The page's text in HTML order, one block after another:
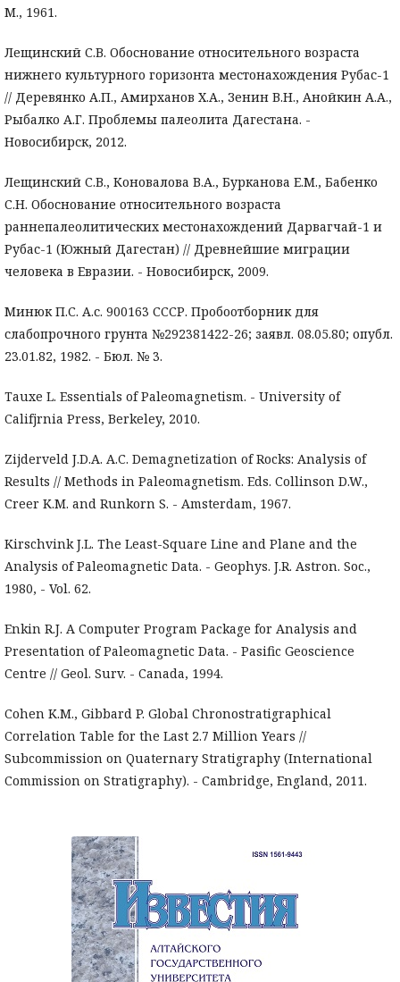
М., 1961.
Лещинский С.В. Обоснование относительного возраста
нижнего культурного горизонта местонахождения Рубас-1
// Деревянко А.П., Амирханов Х.А., Зенин В.Н., Анойкин А.А.,
Рыбалко А.Г. Проблемы палеолита Дагестана. -
Новосибирск, 2012.
Лещинский С.В., Коновалова В.А., Бурканова Е.М., Бабенко
С.Н. Обоснование относительного возраста
раннепалеолитических местонахождений Дарвагчай-1 и
Рубас-1 (Южный Дагестан) // Древнейшие миграции
человека в Евразии. - Новосибирск, 2009.
Минюк П.С. А.с. 900163 СССР. Пробоотборник для
слабопрочного грунта №292381422-26; заявл. 08.05.80; опубл.
23.01.82, 1982. - Бюл. № 3.
Tauxe L. Essentials of Paleomagnetism. - University of
Califjrnia Press, Berkeley, 2010.
Zijderveld J.D.A. A.C. Demagnetization of Rocks: Analysis of
Results // Methods in Paleomagnetism. Eds. Collinson D.W.,
Creer K.M. and Runkorn S. - Amsterdam, 1967.
Kirschvink J.L. The Least-Square Line and Plane and the
Analysis of Paleomagnetic Data. - Geophys. J.R. Astron. Soc.,
1980, - Vol. 62.
Enkin R.J. A Computer Program Package for Analysis and
Presentation of Paleomagnetic Data. - Pasific Geoscience
Centre // Geol. Surv. - Canada, 1994.
Cohen K.M., Gibbard P. Global Chronostratigraphical
Correlation Table for the Last 2.7 Million Years //
Subcommission on Quaternary Stratigraphy (International
Commission on Stratigraphy). - Cambridge, England, 2011.